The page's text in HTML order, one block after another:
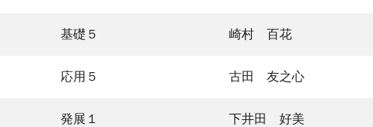
基礎５ 崎村 百花
応用５ 古田 友之心
発展１ 下井田 好美